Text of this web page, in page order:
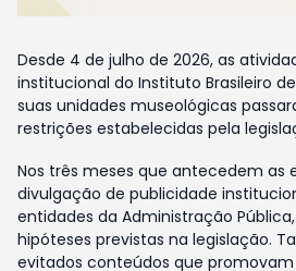
Desde 4 de julho de 2026, as
institucional do Instituto Brasileiro
suas unidades museológicas
restrições estabelecidas pela
Nos três meses que antecedem as
divulgação de publicidade
entidades da Administração
hipóteses previstas na legislação.
evitados conteúdos que